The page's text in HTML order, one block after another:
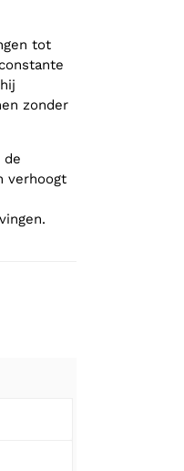
tot
zonder
de
verhoogt